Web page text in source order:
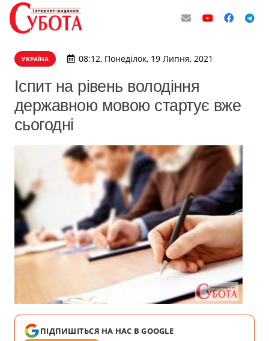
УКРАЇНА 08:12, Понеділок, 19 Липня, 2021
Іспит на рівень володіння
державною мовою стартує вже
сьогодні
ПІДПИШІТЬСЯ НА НАС В GOOGLE